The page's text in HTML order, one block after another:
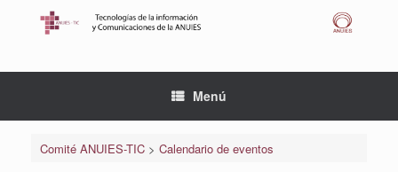
Menú
Comité ANUIES-TIC> Calendario de eventos